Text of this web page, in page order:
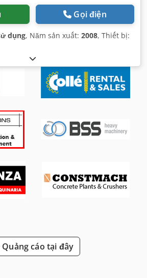
Gọi điện
dụng, Năm sản xuất: 2008, Thiết bị:
Quảng cáo tại đây